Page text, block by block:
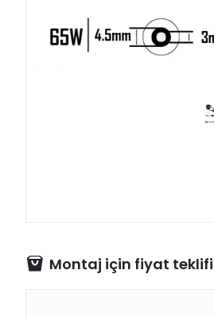
Montaj için fiyat